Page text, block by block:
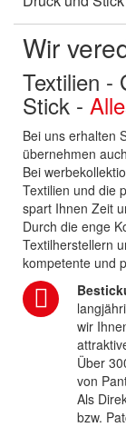
Wir
Textilien -
Stick -
Bei uns erhalten
übernehmen
Bei
Textilien und die
spart Ihnen Zeit
Durch die enge
Textilherstellern
kompetente und
wir
Über
von
Als
bzw.